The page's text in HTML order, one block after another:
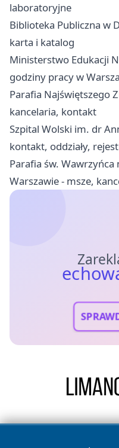
laboratoryjne
Biblioteka Publiczna w
karta i katalog
Ministerstwo Edukacji
godziny pracy w
Parafia Najświętszego
kancelaria, kontakt
Szpital Wolski im. dr
kontakt, oddziały,
Parafia św. Wawrzyńca
Warszawie - msze,